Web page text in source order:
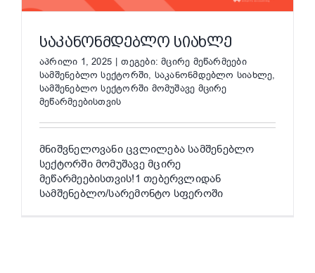
ᲡᲐᲙᲐᲜᲝᲜᲛᲓᲔᲑᲚᲝ ᲡᲘᲐᲮᲚᲔ
აპრილი 1, 2025 | თეგები:მცირე მეწარმეები
სამშენებლო სექტორში, საკანონმდებლო სიახლე,
სამშენებლო სექტორში მომუშავე მცირე
მეწარმეებისთვის
მნიშვნელოვანი ცვლილება სამშენებლო
სექტორში მომუშავე მცირე
მეწარმეებისთვის!1 თებერვლიდან
სამშენებლო/სარემონტო სფეროში